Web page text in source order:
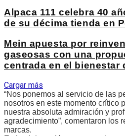
Alpaca 111 celebra 40
de su décima tienda en
Mein apuesta por
gaseosas con una
centrada en el bienestar
Cargar más
“Nos ponemos al servicio de las
nosotros en este momento crítico
nuestra absoluta admiración y
agradecimiento”, comentaron los
marcas.